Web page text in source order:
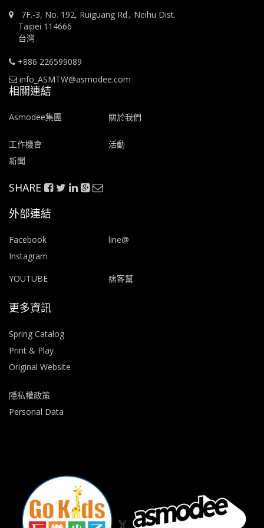
7F.-3, No. 192, Ruiguang Rd., Neihu Dist.
Taipei 114666
台灣
+886 226599089
info_ASMTW@asmodee.com
相關連結
Asmodee集團 關於我們
工作機會
活動
新聞
SHARE
外部連結
Facebook
line@
Instagram
YOUTUBE
痞客幫
更多資訊
Spring Catalog
Print & Play
Original Website
隱私權政策
Personal Data